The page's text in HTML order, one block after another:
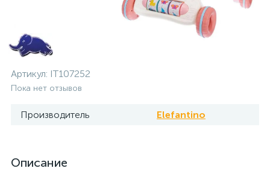
Артикул: IT107252
Пока нет отзывов
Производитель Elefantino
Описание